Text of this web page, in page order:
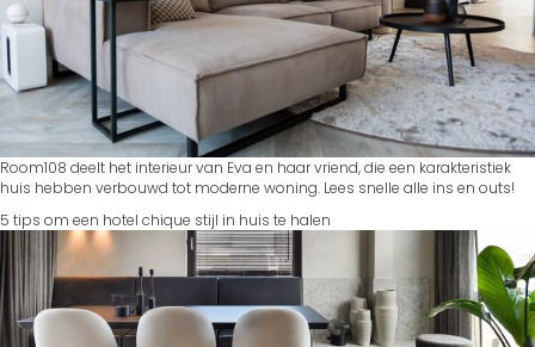
Room108 deelt het interieur van Eva en haar vriend, die een karakteristiek
huis hebben verbouwd tot moderne woning. Lees snelle alle ins en outs!
5 tips om een hotel chique stijl in huis te halen